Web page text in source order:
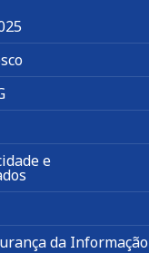
e
da Informação